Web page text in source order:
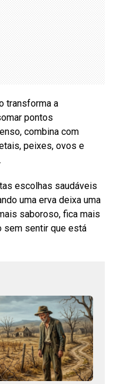
transforma a
pontos
combina com
peixes, ovos e
escolhas saudáveis
uma erva deixa uma
saboroso, fica mais
sentir que está